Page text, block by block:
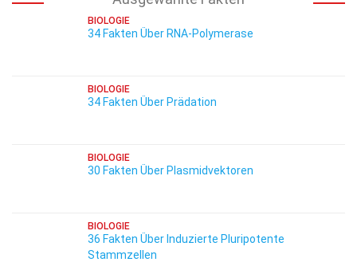
BIOLOGIE
34 Fakten Über RNA-Polymerase
BIOLOGIE
34 Fakten Über Prädation
BIOLOGIE
30 Fakten Über Plasmidvektoren
BIOLOGIE
36 Fakten Über Induzierte Pluripotente
Stammzellen